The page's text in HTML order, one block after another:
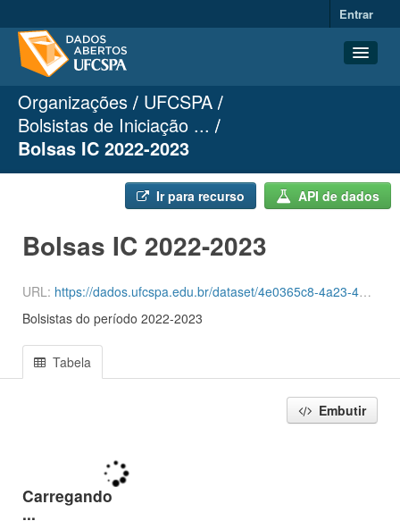
Entrar
Conjuntos de dados
Organizações
Organizações
UFCSPA
Bolsistas de Iniciação ...
Bolsas IC 2022-2023
Ir para recurso API de dados
Bolsas IC 2022-2023
URL: https://dados.ufcspa.edu.br/dataset/4e0365c8-4a23-4b35-80cf-50b24096c2b6/resource/34b4301a-0bd3-4e8f-920e-0a85875de0ef/download/bolsas-ic-2022-2023-dados-abertos.csv
Bolsistas do período 2022-2023
Tabela
Embutir